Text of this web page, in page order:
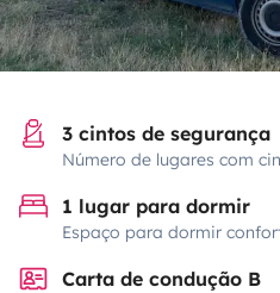
3 cintos de segurança
Número de lugares com
1 lugar para dormir
Espaço para dormir
Carta de condução B